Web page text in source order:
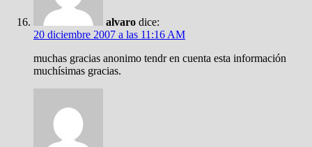
alvaro dice:
20 diciembre 2007 a las 11:16 AM
muchas gracias anonimo tendr en cuenta esta información
muchísimas gracias.